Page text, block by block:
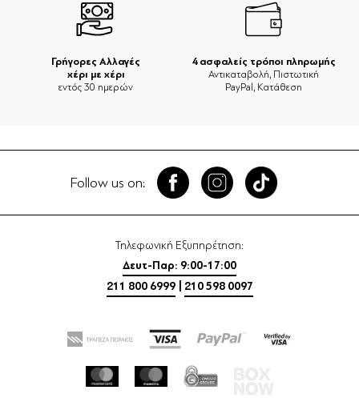
Γρήγορες Αλλαγές
χέρι με χέρι
εντός 30 ημερών
4 ασφαλείς τρόποι πληρωμής
Αντικαταβολή, Πιστωτική
PayPal, Κατάθεση
Follow us on:
Τηλεφωνική Εξυπηρέτηση:
Δευτ-Παρ: 9:00-17:00
211 800 6999
210 598 0097